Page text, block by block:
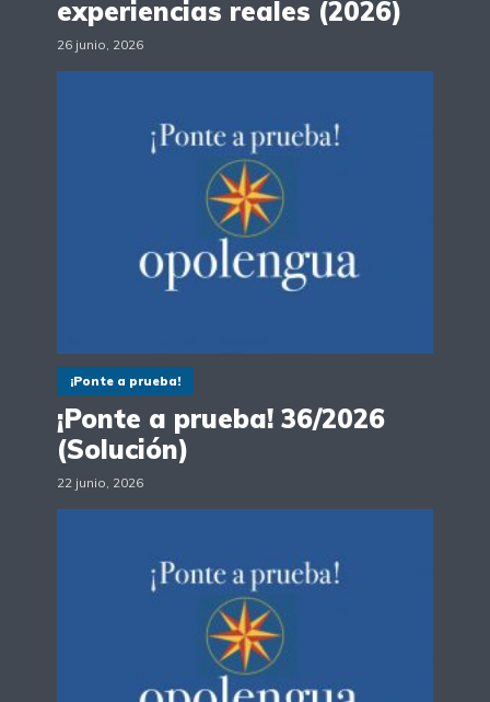
experiencias reales (2026)
26 junio, 2026
¡Ponte a prueba!
¡Ponte a prueba! 36/2026
(Solución)
22 junio, 2026